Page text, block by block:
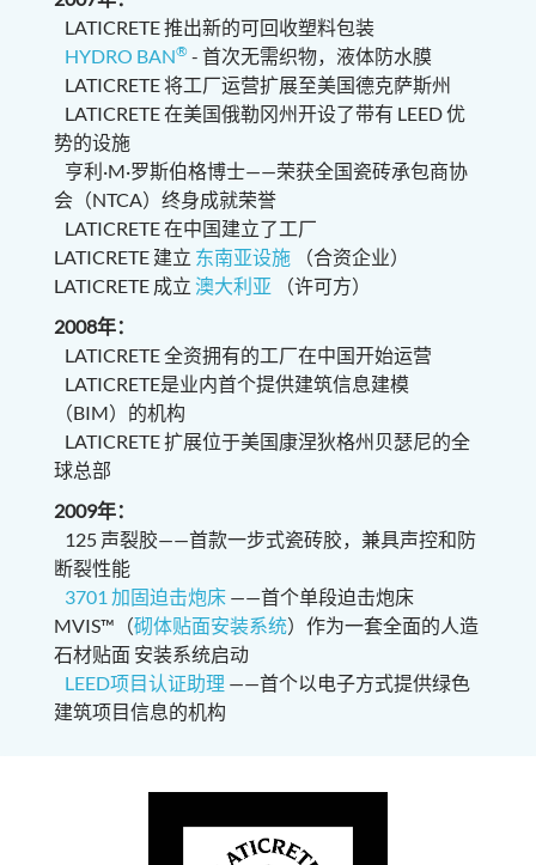
LATICRETE 推出新的可回收塑料包装
HYDRO BAN® - 首次无需织物，液体防水膜
LATICRETE 将工厂运营扩展至美国德克萨斯州
LATICRETE 在美国俄勒冈州开设了带有 LEED 优
势的设施
亨利·M·罗斯伯格博士——荣获全国瓷砖承包商协
会（NTCA）终身成就荣誉
LATICRETE 在中国建立了工厂
LATICRETE 建立 东南亚设施（合资企业）
LATICRETE 成立 澳大利亚 （许可方）
2008年：
LATICRETE 全资拥有的工厂在中国开始运营
LATICRETE是业内首个提供建筑信息建模
（BIM）的机构
LATICRETE 扩展位于美国康涅狄格州贝瑟尼的全
球总部
2009年：
125 声裂胶——首款一步式瓷砖胶，兼具声控和防
断裂性能
3701 加固迫击炮床——首个单段迫击炮床
MVIS™（砌体贴面安装系统）作为一套全面的人造
石材贴面 安装系统启动
LEED项目认证助理 ——首个以电子方式提供绿色
建筑项目信息的机构